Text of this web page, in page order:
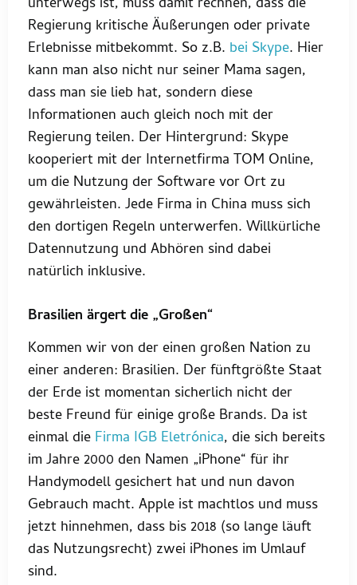
Regierung kritische Äußerungen oder private
Erlebnisse mitbekommt. So z.B. bei Skype. Hier
kann man also nicht nur seiner Mama sagen,
dass man sie lieb hat, sondern diese
Informationen auch gleich noch mit der
Regierung teilen. Der Hintergrund: Skype
kooperiert mit der Internetfirma TOM Online,
um die Nutzung der Software vor Ort zu
gewährleisten. Jede Firma in China muss sich
den dortigen Regeln unterwerfen. Willkürliche
Datennutzung und Abhören sind dabei
natürlich inklusive.
Brasilien ärgert die „Großen“
Kommen wir von der einen großen Nation zu
einer anderen: Brasilien. Der fünftgrößte Staat
der Erde ist momentan sicherlich nicht der
beste Freund für einige große Brands. Da ist
einmal die Firma IGB Eletrónica, die sich bereits
im Jahre 2000 den Namen „iPhone“ für ihr
Handymodell gesichert hat und nun davon
Gebrauch macht. Apple ist machtlos und muss
jetzt hinnehmen, dass bis 2018 (so lange läuft
das Nutzungsrecht) zwei iPhones im Umlauf
sind.